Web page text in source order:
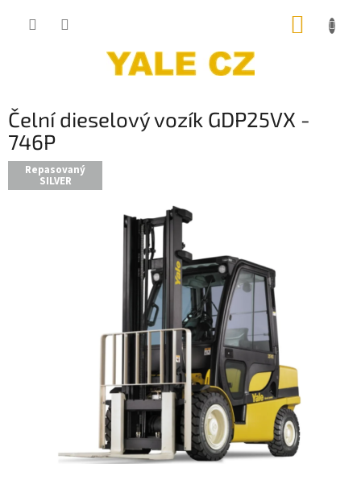
Čelní dieselový vozík GDP25VX -
746P
Repasovaný
SILVER